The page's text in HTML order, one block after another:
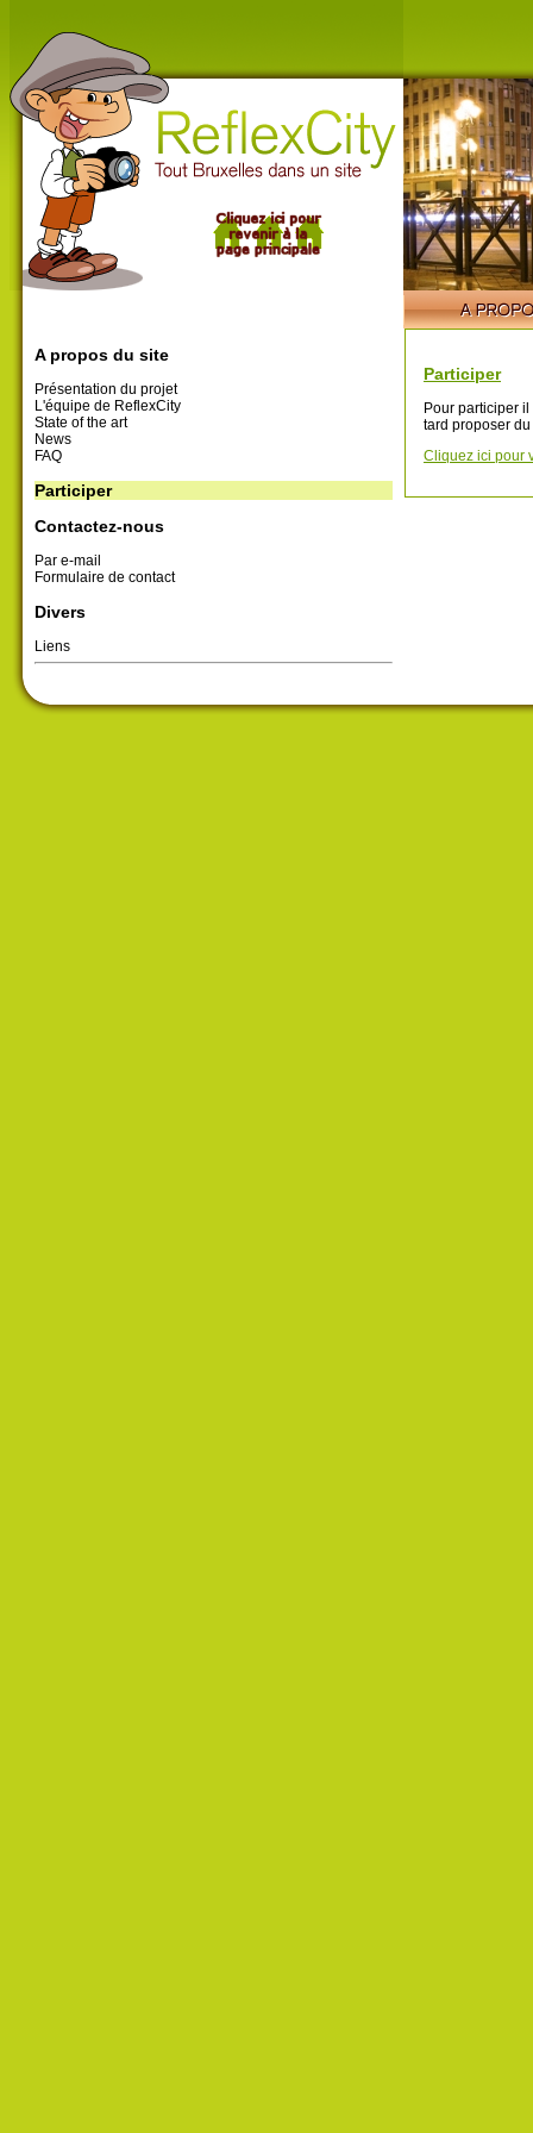
A propos du site
Présentation du projet
L'équipe de ReflexCity
State of the art
News
FAQ
Participer
Contactez-nous
Par e-mail
Formulaire de contact
Divers
Liens
Participer
Pour participer
tard proposer
Cliquez ici pour